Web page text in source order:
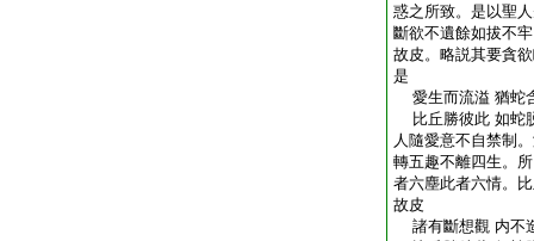
惑之所致。是以聖
斷欲不遺餘如拔不
故皮。略説其要貪
是
愛生而流溢 猶蛇
比丘勝彼此 如蛇
人隨愛意不自禁制
轉五趣不離四生。
者六塵此者六情。
故皮
諸有斷想觀 内不